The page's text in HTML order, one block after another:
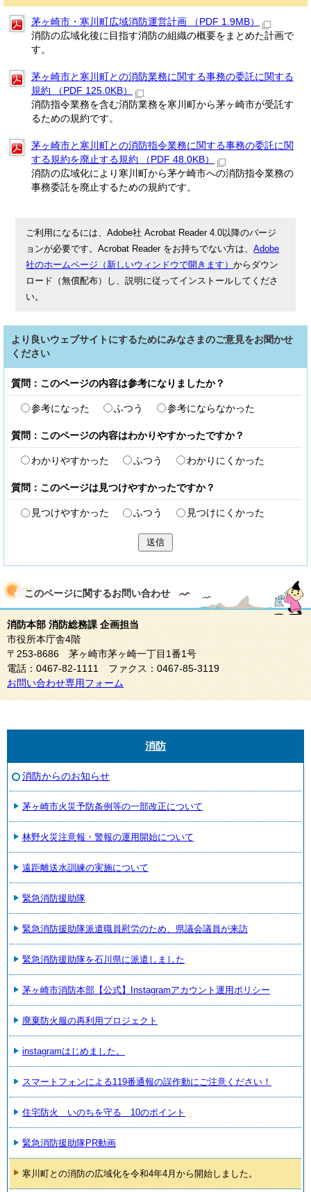
茅ヶ崎市・寒川町広域消防運営計画 （PDF 1.9MB）
消防の広域化後に目指す消防の組織の概要をまとめた計画で
す。
茅ヶ崎市と寒川町との消防業務に関する事務の委託に関する
規約 （PDF 125.0KB）
消防指令業務を含む消防業務を寒川町から茅ヶ崎市が受託す
るための規約です。
茅ヶ崎市と寒川町との消防指令業務に関する事務の委託に関
する規約を廃止する規約 （PDF 48.0KB）
消防の広域化により寒川町から茅ケ崎市への消防指令業務の
事務委託を廃止するための規約です。
ご利用になるには、Adobe社 Acrobat Reader 4.0以降のバージ
ョンが必要です。Acrobat Reader をお持ちでない方は、Adobe
社のホームページ（新しいウィンドウで開きます）からダウン
ロード（無償配布）し、説明に従ってインストールしてくださ
い。
より良いウェブサイトにするためにみなさまのご意見をお聞かせ
ください
質問：このページの内容は参考になりましたか？
参考になった ふつう 参考にならなかった
質問：このページの内容はわかりやすかったですか？
わかりやすかった ふつう わかりにくかった
質問：このページは見つけやすかったですか？
見つけやすかった ふつう 見つけにくかった
送信
このページに関するお問い合わせ
消防本部 消防総務課 企画担当
市役所本庁舎4階
〒253-8686 茅ヶ崎市茅ヶ崎一丁目1番1号
電話：0467-82-1111 ファクス：0467-85-3119
お問い合わせ専用フォーム
消防
消防からのお知らせ
茅ヶ崎市火災予防条例等の一部改正について
林野火災注意報・警報の運用開始について
遠距離送水訓練の実施について
緊急消防援助隊
緊急消防援助隊派遣職員慰労のため、県議会議員が来訪
緊急消防援助隊を石川県に派遣しました
茅ヶ崎市消防本部【公式】Instagramアカウント運用ポリシー
廃棄防火服の再利用プロジェクト
instagramはじめました。
スマートフォンによる119番通報の誤作動にご注意ください！
住宅防火 いのちを守る 10のポイント
緊急消防援助隊PR動画
寒川町との消防の広域化を令和4年4月から開始しました。